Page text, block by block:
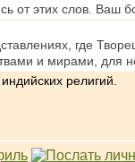
от этих слов. Ваш
где
и мирами, для
религий.